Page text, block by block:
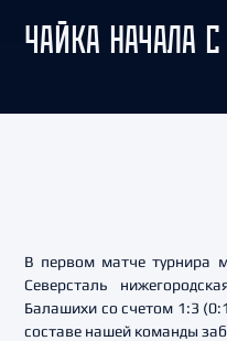
ЧАЙКА НАЧАЛА
В первом матче турнира
Северсталь
Балашихи со счетом 1:3
составе нашей команды